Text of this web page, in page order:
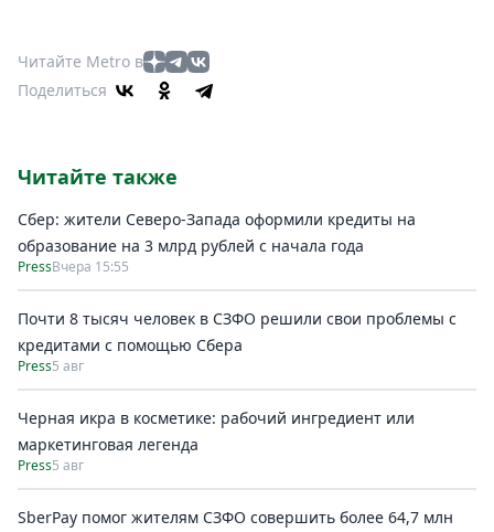
Читайте Metro в
Поделиться
Читайте также
Сбер: жители Северо-Запада оформили кредиты на
образование на 3 млрд рублей с начала года
PressВчера 15:55
Почти 8 тысяч человек в СЗФО решили свои проблемы с
кредитами с помощью Сбера
Press5 авг
Черная икра в косметике: рабочий ингредиент или
маркетинговая легенда
Press5 авг
SberPay помог жителям СЗФО совершить более 64,7 млн